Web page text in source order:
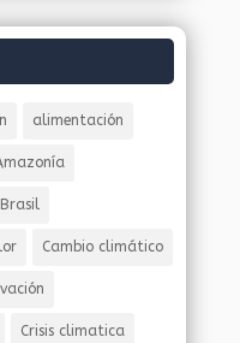
alimentación
Brasil
Cambio climático
Crisis climatica